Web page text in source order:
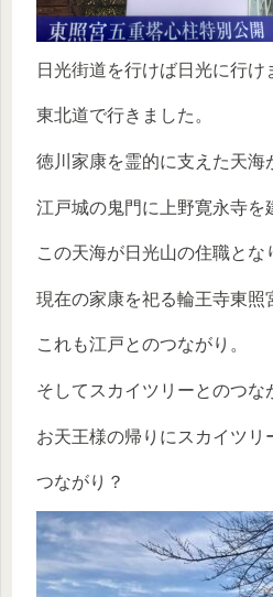
日光街道を行けば日光に行け
東北道で行きました。
徳川家康を霊的に支えた天海
江戸城の鬼門に上野寛永寺を
この天海が日光山の住職とな
現在の家康を祀る輪王寺東照
これも江戸とのつながり。
そしてスカイツリーとのつな
お天王様の帰りにスカイツリ
つながり？